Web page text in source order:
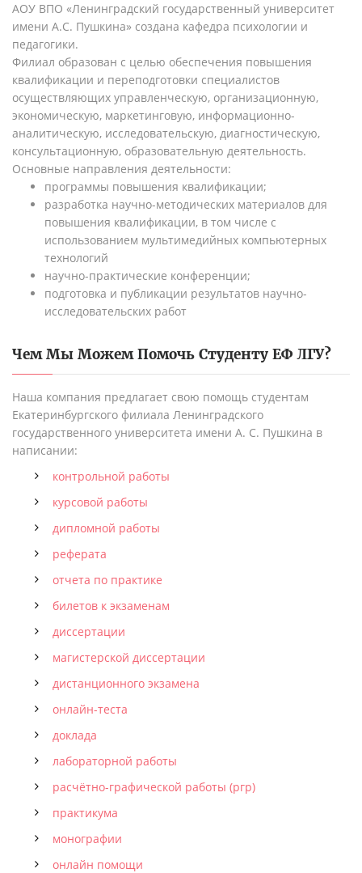
АОУ ВПО «Ленинградский государственный университет
имени А.С. Пушкина» создана кафедра психологии и
педагогики.
Филиал образован с целью обеспечения повышения
квалификации и переподготовки специалистов
осуществляющих управленческую, организационную,
экономическую, маркетинговую, информационно-
аналитическую, исследовательскую, диагностическую,
консультационную, образовательную деятельность.
Основные направления деятельности:
программы повышения квалификации;
разработка научно-методических материалов для
повышения квалификации, в том числе с
использованием мультимедийных компьютерных
технологий
научно-практические конференции;
подготовка и публикации результатов научно-
исследовательских работ
Чем Мы Можем Помочь Студенту ЕФ ЛГУ?
Наша компания предлагает свою помощь студентам
Екатеринбургского филиала Ленинградского
государственного университета имени А. С. Пушкина в
написании:
контрольной работы
курсовой работы
дипломной работы
реферата
отчета по практике
билетов к экзаменам
диссертации
магистерской диссертации
дистанционного экзамена
онлайн-теста
доклада
лабораторной работы
расчётно-графической работы (ргр)
практикума
монографии
онлайн помощи